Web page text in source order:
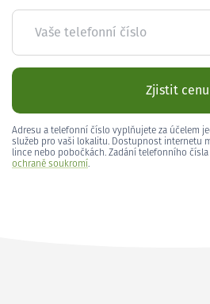
Vaše telefonní číslo
Zjistit cenu
Adresu a telefonní číslo vyplňujete za účelem
služeb pro vaši lokalitu. Dostupnost internetu
lince nebo pobočkách. Zadání telefonního
ochraně soukromí.